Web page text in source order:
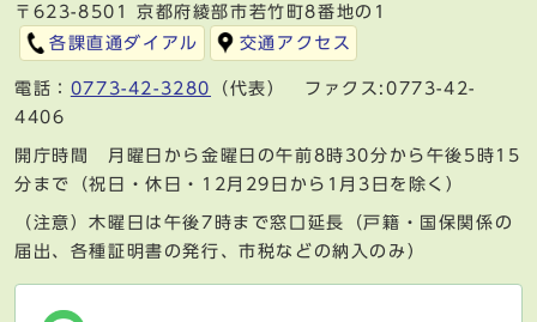
〒623-8501 京都府綾部市若竹町8番地の1
各課直通ダイアル
交通アクセス
電話： 0773-42-3280
（代表） ファクス:0773-42-
4406
開庁時間 月曜日から金曜日の午前8時30分から午後5時15
分まで（祝日・休日・12月29日から1月3日を除く）
（注意）木曜日は午後7時まで窓口延長（戸籍・国保関係の
届出、各種証明書の発行、市税などの納入のみ）